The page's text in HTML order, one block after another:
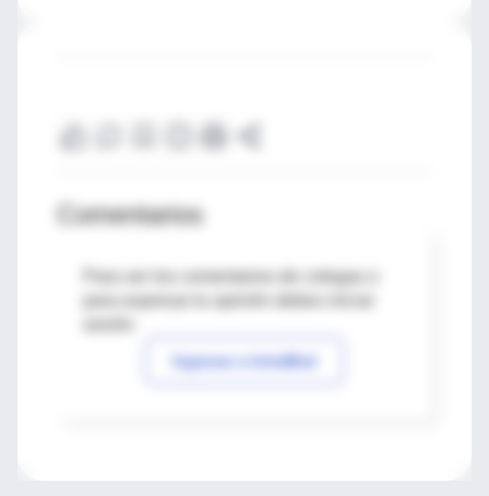
Comentarios
Para ver los comentarios de colegas o
Ingresar a IntraMed